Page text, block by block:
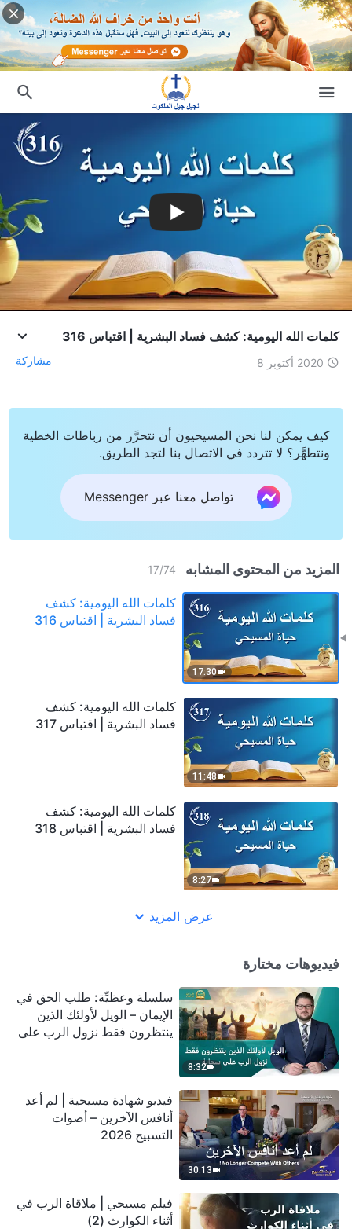
كلمات الله اليومية: كشف فساد البشرية | اقتباس 316
2020 أكتوبر 8 مشاركة
كيف يمكن لنا نحن المسيحيون أن نتحرَّر من رباطات الخطية
ونتطهَّر؟ لا تتردد في الاتصال بنا لتجد الطريق.
تواصل معنا عبر Messenger
المزيد من المحتوى المشابه 17/74
17:30
كلمات الله اليومية: كشف
فساد البشرية | اقتباس 316
11:48
كلمات الله اليومية: كشف
فساد البشرية | اقتباس 317
8:27
كلمات الله اليومية: كشف
فساد البشرية | اقتباس 318
عرض المزيد
فيديوهات مختارة
8:32
سلسلة وعظيِّة: طلب الحق في
الإيمان – الويل لأولئك الذين
ينتظرون فقط نزول الرب على
30:13
فيديو شهادة مسيحية | لم أعد
أنافس الآخرين – أصوات
التسبيح 2026
فيلم مسيحي | ملاقاة الرب في
أثناء الكوارث (2)